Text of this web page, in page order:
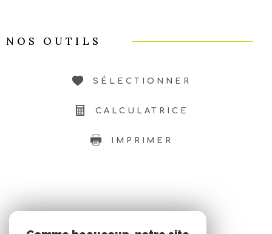
NOS OUTILS
SÉLECTIONNER
CALCULATRICE
IMPRIMER